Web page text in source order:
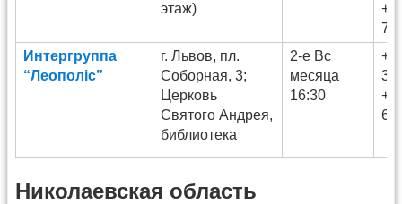
этаж)
79
Интергруппа
“Леополіс”
г. Львов, пл.
Соборная, 3;
Церковь
Святого Андрея,
библиотека
2-е Вс
месяца
16:30
34
66
Николаевская область